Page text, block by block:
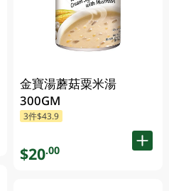
金寶湯蘑菇粟米湯
300GM
3件$43.9
$20.00